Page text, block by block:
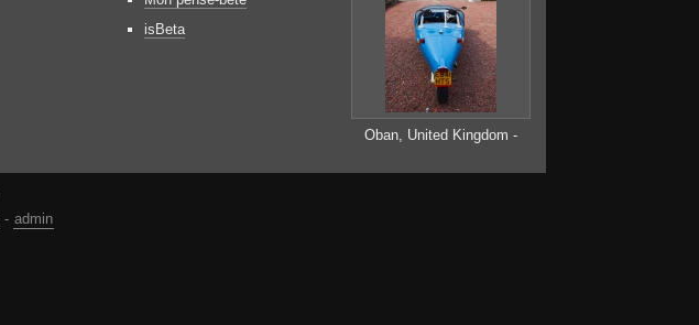
isBeta
Oban, United Kingdom -
blackjack avion car on
- admin